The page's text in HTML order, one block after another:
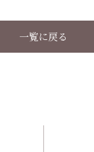
一覧に戻る